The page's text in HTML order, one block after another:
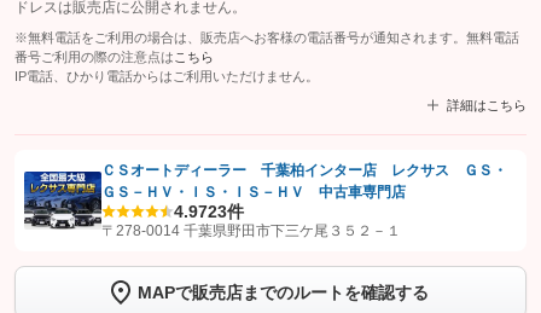
ドレスは販売店に公開されません。
※無料電話をご利用の場合は、販売店へお客様の電話番号が通知されます。無料電話
番号ご利用の際の注意点は こちら
IP電話、ひかり電話からはご利用いただけません。
詳細はこちら
【STEP1】認証画面でグーネットを友だち追加してから「許可する」ボタンを押
します
【STEP2】 トーク画面で
完了してください。
ＣＳオートディーラー 千葉柏インター店 レクサス ＧＳ・
ＧＳ－ＨＶ・ＩＳ・ＩＳ－ＨＶ 中古車専門店
4.9723件
〒278-0014 千葉県野田市下三ケ尾３５２－１
MAPで販売店までのルートを確認する